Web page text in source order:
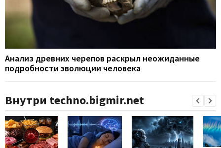
Анализ древних черепов раскрыл неожиданные
подробности эволюции человека
Внутри techno.bigmir.net